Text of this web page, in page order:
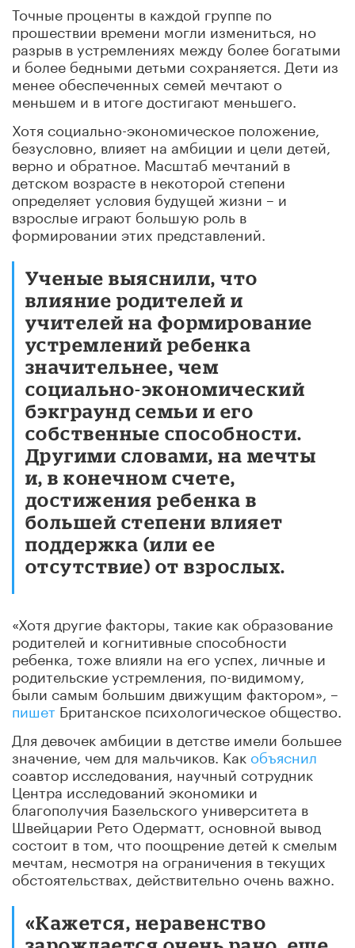
Точные проценты в каждой группе по
прошествии времени могли измениться, но
разрыв в устремлениях между более богатыми
и более бедными детьми сохраняется. Дети из
менее обеспеченных семей мечтают о
меньшем и в итоге достигают меньшего.
Хотя социально-экономическое положение,
безусловно, влияет на амбиции и цели детей,
верно и обратное. Масштаб мечтаний в
детском возрасте в некоторой степени
определяет условия будущей жизни – и
взрослые играют большую роль в
формировании этих представлений.
Ученые выяснили, что
влияние родителей и
учителей на формирование
устремлений ребенка
значительнее, чем
социально-экономический
бэкграунд семьи и его
собственные способности.
Другими словами, на мечты
и, в конечном счете,
достижения ребенка в
большей степени влияет
поддержка (или ее
отсутствие) от взрослых.
«Хотя другие факторы, такие как образование
родителей и когнитивные способности
ребенка, тоже влияли на его успех, личные и
родительские устремления, по-видимому,
были самым большим движущим фактором», –
пишет Британское психологическое общество.
Для девочек амбиции в детстве имели большее
значение, чем для мальчиков. Как объяснил
соавтор исследования, научный сотрудник
Центра исследований экономики и
благополучия Базельского университета в
Швейцарии Рето Одерматт, основной вывод
состоит в том, что поощрение детей к смелым
мечтам, несмотря на ограничения в текущих
обстоятельствах, действительно очень важно.
«Кажется, неравенство